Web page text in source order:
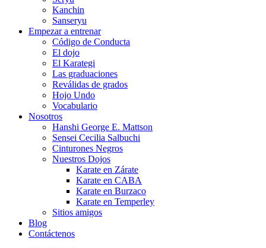
Kanchin
Sanseryu
Empezar a entrenar
Código de Conducta
El dojo
El Karategi
Las graduaciones
Reválidas de grados
Hojo Undo
Vocabulario
Nosotros
Hanshi George E. Mattson
Sensei Cecilia Salbuchi
Cinturones Negros
Nuestros Dojos
Karate en Zárate
Karate en CABA
Karate en Burzaco
Karate en Temperley
Sitios amigos
Blog
Contáctenos